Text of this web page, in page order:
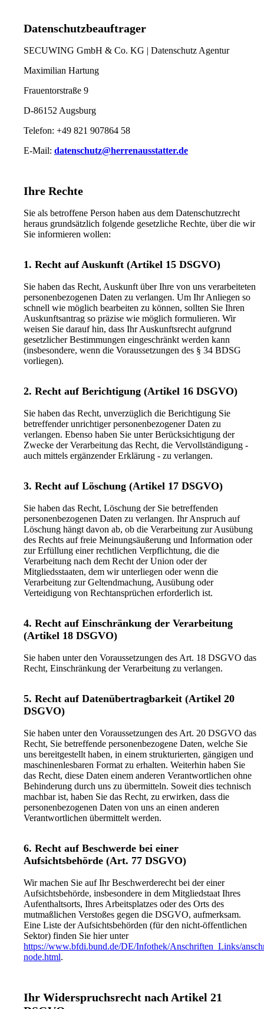
Datenschutzbeauftrager
SECUWING GmbH & Co. KG | Datenschutz Agentur
Maximilian Hartung
Frauentorstraße 9
D-86152 Augsburg
Telefon: +49 821 907864 58
E-Mail: datenschutz@herrenausstatter.de
Ihre Rechte
Sie als betroffene Person haben aus dem Datenschutzrecht
heraus grundsätzlich folgende gesetzliche Rechte, über die wir
Sie informieren wollen:
1. Recht auf Auskunft (Artikel 15 DSGVO)
Sie haben das Recht, Auskunft über Ihre von uns verarbeiteten
personenbezogenen Daten zu verlangen. Um Ihr Anliegen so
schnell wie möglich bearbeiten zu können, sollten Sie Ihren
Auskunftsantrag so präzise wie möglich formulieren. Wir
weisen Sie darauf hin, dass Ihr Auskunftsrecht aufgrund
gesetzlicher Bestimmungen eingeschränkt werden kann
(insbesondere, wenn die Voraussetzungen des § 34 BDSG
vorliegen).
2. Recht auf Berichtigung (Artikel 16 DSGVO)
Sie haben das Recht, unverzüglich die Berichtigung Sie
betreffender unrichtiger personenbezogener Daten zu
verlangen. Ebenso haben Sie unter Berücksichtigung der
Zwecke der Verarbeitung das Recht, die Vervollständigung -
auch mittels ergänzender Erklärung - zu verlangen.
3. Recht auf Löschung (Artikel 17 DSGVO)
Sie haben das Recht, Löschung der Sie betreffenden
personenbezogenen Daten zu verlangen. Ihr Anspruch auf
Löschung hängt davon ab, ob die Verarbeitung zur Ausübung
des Rechts auf freie Meinungsäußerung und Information oder
zur Erfüllung einer rechtlichen Verpflichtung, die die
Verarbeitung nach dem Recht der Union oder der
Mitgliedsstaaten, dem wir unterliegen oder wenn die
Verarbeitung zur Geltendmachung, Ausübung oder
Verteidigung von Rechtansprüchen erforderlich ist.
4. Recht auf Einschränkung der Verarbeitung
(Artikel 18 DSGVO)
Sie haben unter den Voraussetzungen des Art. 18 DSGVO das
Recht, Einschränkung der Verarbeitung zu verlangen.
5. Recht auf Datenübertragbarkeit (Artikel 20
DSGVO)
Sie haben unter den Voraussetzungen des Art. 20 DSGVO das
Recht, Sie betreffende personenbezogene Daten, welche Sie
uns bereitgestellt haben, in einem strukturierten, gängigen und
maschinenlesbaren Format zu erhalten. Weiterhin haben Sie
das Recht, diese Daten einem anderen Verantwortlichen ohne
Behinderung durch uns zu übermitteln. Soweit dies technisch
machbar ist, haben Sie das Recht, zu erwirken, dass die
personenbezogenen Daten von uns an einen anderen
Verantwortlichen übermittelt werden.
6. Recht auf Beschwerde bei einer
Aufsichtsbehörde (Art. 77 DSGVO)
Wir machen Sie auf Ihr Beschwerderecht bei der einer
Aufsichtsbehörde, insbesondere in dem Mitgliedstaat Ihres
Aufenthaltsorts, Ihres Arbeitsplatzes oder des Orts des
mutmaßlichen Verstoßes gegen die DSGVO, aufmerksam.
Eine Liste der Aufsichtsbehörden (für den nicht-öffentlichen
Sektor) finden Sie hier unter
https://www.bfdi.bund.de/DE/Infothek/Anschriften_Links/
node.html.
Ihr Widerspruchsrecht nach Artikel 21